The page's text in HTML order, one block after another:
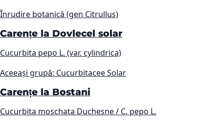
Înrudire botanică (gen Citrullus)
Carențe la Dovlecel solar
Cucurbita pepo L. (var. cylindrica)
Aceeași grupă: Cucurbitacee Solar
Carențe la Bostani
Cucurbita moschata Duchesne / C. pepo L.